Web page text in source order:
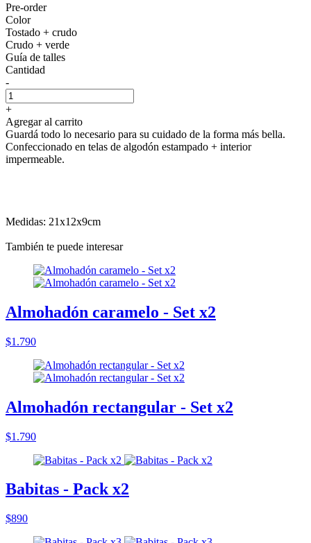
Pre-order
Color
Tostado + crudo
Crudo + verde
Guía de talles
Cantidad
-
+
Agregar al carrito
Guardá todo lo necesario para su cuidado de la forma más bella.
Confeccionado en telas de algodón estampado + interior
impermeable.
Medidas: 21x12x9cm
También te puede interesar
Almohadón caramelo - Set x2
$1.790
Almohadón rectangular - Set x2
$1.790
Babitas - Pack x2
$890